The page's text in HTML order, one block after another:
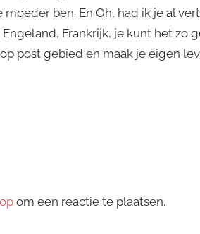
ben. En Oh, had ik je al
Frankrijk, je kunt het zo
post gebied en maak je eigen
om een reactie te plaatsen.